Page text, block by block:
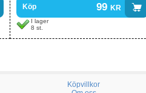
Köp
99 kr
I lager
8 st.
Köpvillkor